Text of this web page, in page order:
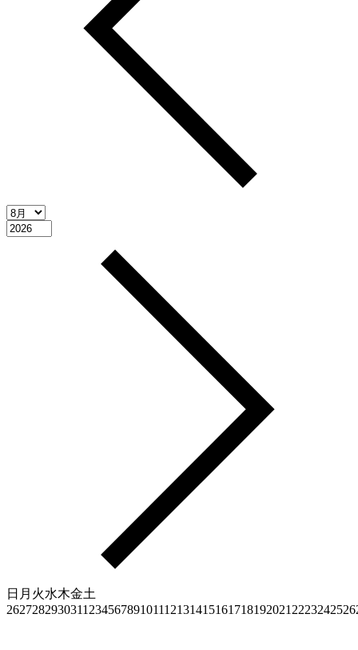
日 月 火水木金土
2627282930311 23456789101112131415161718192021 2223242526